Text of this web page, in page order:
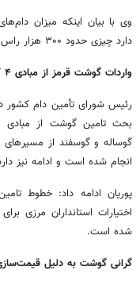
وی با بیان اینکه میزان
دارد چیزی حدود ۳۰۰ هزار راس است، گفت: این عدد، عدد بالایی است.
واردات گوشت قرمز از مبادی ۴ کشور
رئیس شورای تأمین دام کشور
بحث تامین گوشت از مبادی
گوساله و گوسفند از مسیرهای
انجام شده است و ادامه نیز
پوریان ادامه داد: خطوط
اختیارات استانداران مرزی
شده است.
گرانی گوشت به دلیل